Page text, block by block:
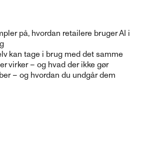
på, hvordan retailere bruger AI i
kan tage i brug med det samme
virker – og hvad der ikke gør
– og hvordan du undgår dem